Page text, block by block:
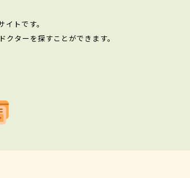
トです。
ターを探すことができます。